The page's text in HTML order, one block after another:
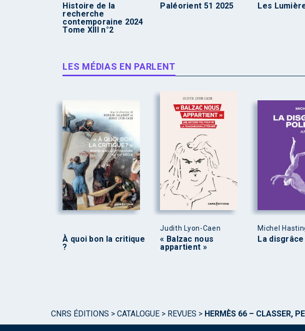
Histoire de la
recherche
contemporaine 2024
Tome XIII n°2
Paléorient 51 2025 Les
LES MÉDIAS EN PARLENT
À quoi bon la critique
?
Judith Lyon-Caen
« Balzac nous
appartient »
Michel
La
CNRS ÉDITIONS > CATALOGUE > REVUES > HERMÈS 66 – CLASSER,